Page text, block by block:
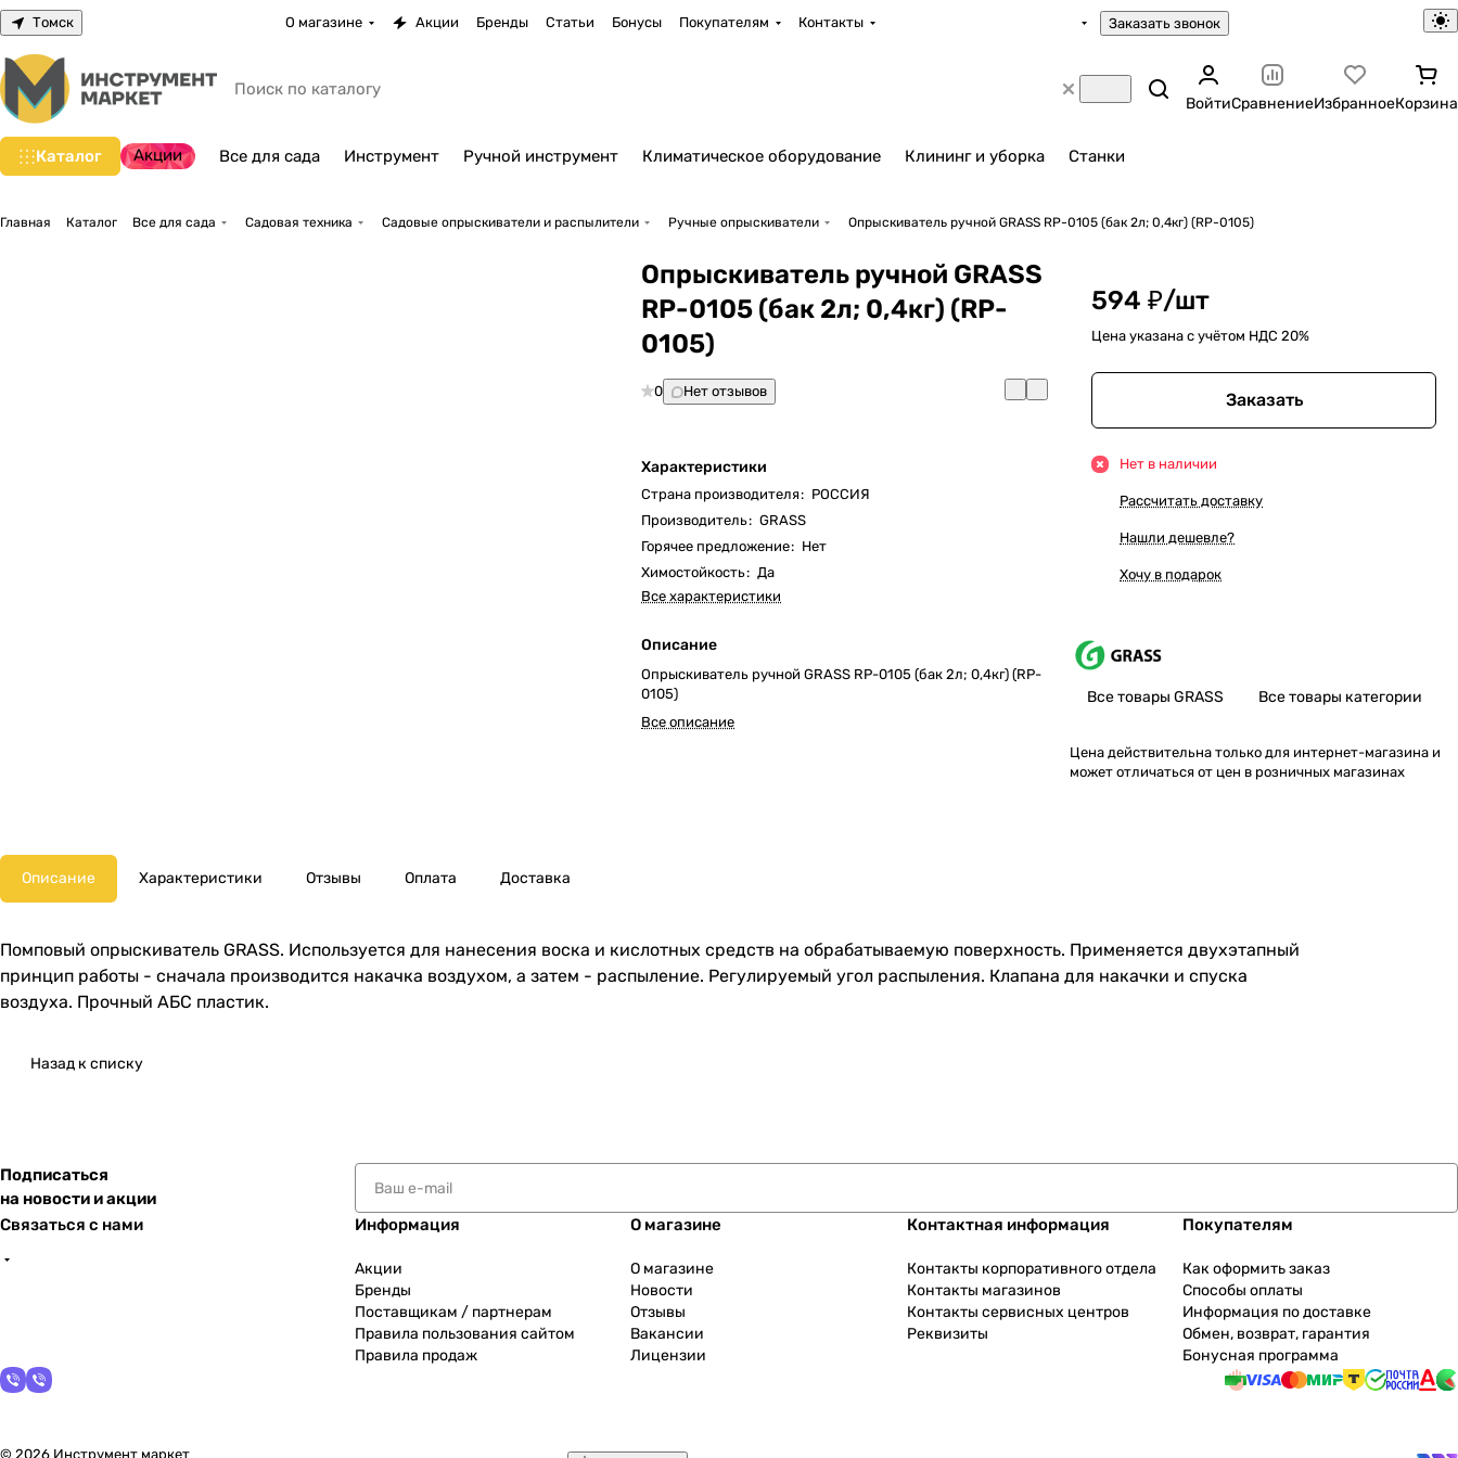
Томск О магазине Акции Бренды Статьи Бонусы Покупателям Контакты Заказать звонок
ВойтиСравнениеИзбранноеКорзина
Каталог Акции Все для сада Инструмент Ручной инструмент Климатическое оборудование Клининг и уборка Станки
Главная Каталог Все для сада Садовая техника Садовые опрыскиватели и распылители Ручные опрыскиватели Опрыскиватель ручной GRASS RP-0105 (бак 2л; 0,4кг) (RP-0105)
Опрыскиватель ручной GRASS
RP-0105 (бак 2л; 0,4кг) (RP-
0105)
0 Нет отзывов
Характеристики
Страна производителя: РОССИЯ
Производитель: GRASS
Горячее предложение: Нет
Химостойкость: Да
Все характеристики
Описание
Опрыскиватель ручной GRASS RP-0105 (бак 2л; 0,4кг) (RP-
0105)
Все описание
594 ₽/шт
Цена указана с учётом НДС 20%
Заказать
Нет в наличии
Рассчитать доставку
Нашли дешевле?
Хочу в подарок
Все товары GRASS Все товары категории
Цена действительна только для интернет-магазина и
может отличаться от цен в розничных магазинах
Описание Характеристики Отзывы Оплата Доставка
Помповый опрыскиватель GRASS. Используется для нанесения воска и кислотных средств на обрабатываемую поверхность. Применяется двухэтапный
принцип работы - сначала производится накачка воздухом, а затем - распыление. Регулируемый угол распыления. Клапана для накачки и спуска
воздуха. Прочный АБС пластик.
Назад к списку
Подписаться
на новости и акции
Связаться с нами
Информация
Акции
Бренды
Поставщикам / партнерам
Правила пользования сайтом
Правила продаж
О магазине
О магазине
Новости
Отзывы
Вакансии
Лицензии
Контактная информация
Контакты корпоративного отдела
Контакты магазинов
Контакты сервисных центров
Реквизиты
Покупателям
Как оформить заказ
Способы оплаты
Информация по доставке
Обмен, возврат, гарантия
Бонусная программа
© 2026 Инструмент маркет